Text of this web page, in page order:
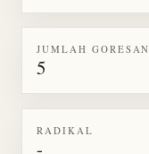
JUMLAH GORESAN
5
RADIKAL
-